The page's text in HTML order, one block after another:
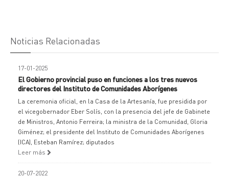
Noticias Relacionadas
17-01-2025
El Gobierno provincial puso en funciones a los tres nuevos
directores del Instituto de Comunidades Aborígenes
La ceremonia oficial, en la Casa de la Artesanía, fue presidida por
el vicegobernador Eber Solís, con la presencia del jefe de Gabinete
de Ministros, Antonio Ferreira; la ministra de la Comunidad, Gloria
Giménez; el presidente del Instituto de Comunidades Aborígenes
(ICA), Esteban Ramírez; diputados
Leer más
20-07-2022